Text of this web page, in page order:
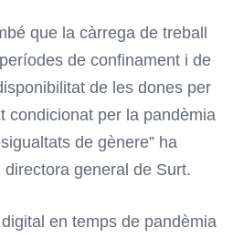
que la càrrega de treball
de confinament i de
de les dones per
condicionat per la pandèmia
de gènere” ha
general de Surt.
en temps de pandèmia